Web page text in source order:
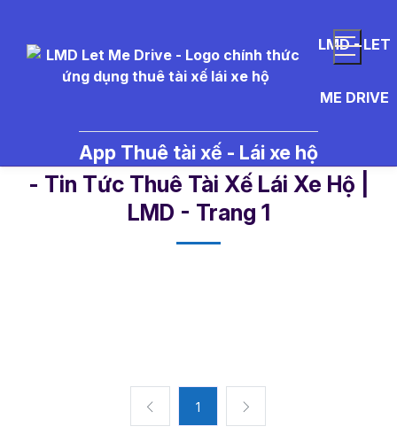
LMD - LET
ME DRIVE
App Thuê tài xế - Lái xe hộ
- Tin Tức Thuê Tài Xế Lái Xe Hộ |
LMD - Trang 1​
1